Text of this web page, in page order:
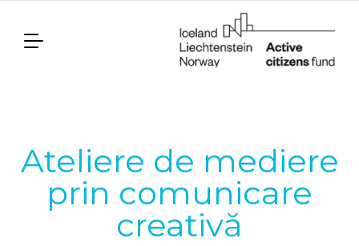
Ateliere de mediere
prin comunicare
creativă